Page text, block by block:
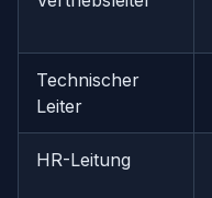
Technischer
Leiter
HR-Leitung